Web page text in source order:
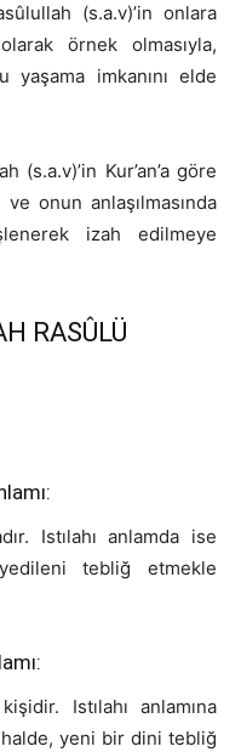
(s.a.v)’in onlara
örnek olmasıyla,
yaşama imkanını elde
(s.a.v)’in Kur’an’a göre
onun anlaşılmasında
izah edilmeye
RASÛLÜ
Istılahı anlamda ise
tebliğ etmekle
Istılahı anlamına
yeni bir dini tebliğ